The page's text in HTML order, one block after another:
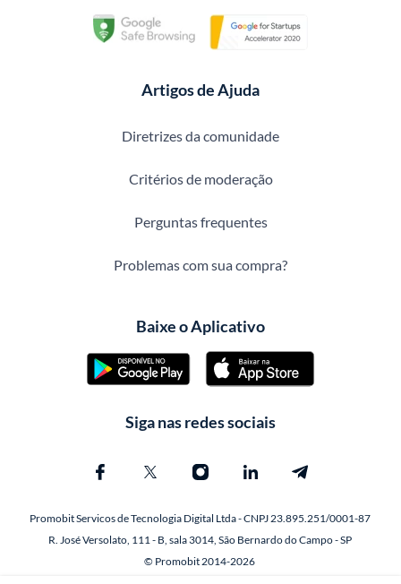
Artigos de Ajuda
Diretrizes da comunidade
Critérios de moderação
Perguntas frequentes
Problemas com sua compra?
Baixe o Aplicativo
Siga nas redes sociais
Promobit Servicos de Tecnologia Digital Ltda - CNPJ 23.895.251/0001-87
R. José Versolato, 111 - B, sala 3014, São Bernardo do Campo - SP
© Promobit 2014-2026